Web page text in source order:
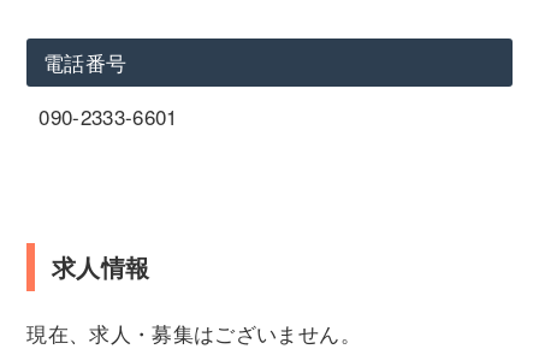
電話番号
090-2333-6601
求人情報
現在、求人・募集はございません。